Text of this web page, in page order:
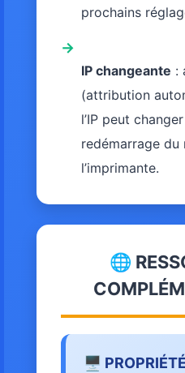
prochains
→
IP changeante :
(attribution
l’IP peut
redémarrage
l’imprimante.
🌐
🖥️